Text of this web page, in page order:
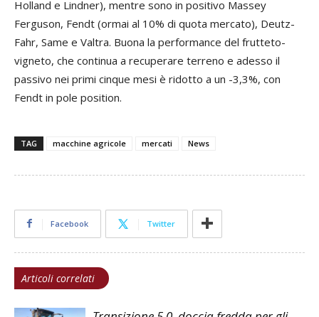
Holland e Lindner), mentre sono in positivo Massey
Ferguson, Fendt (ormai al 10% di quota mercato), Deutz-
Fahr, Same e Valtra. Buona la performance del frutteto-
vigneto, che continua a recuperare terreno e adesso il
passivo nei primi cinque mesi è ridotto a un -3,3%, con
Fendt in pole position.
TAG macchine agricole mercati News
Facebook Twitter
Articoli correlati